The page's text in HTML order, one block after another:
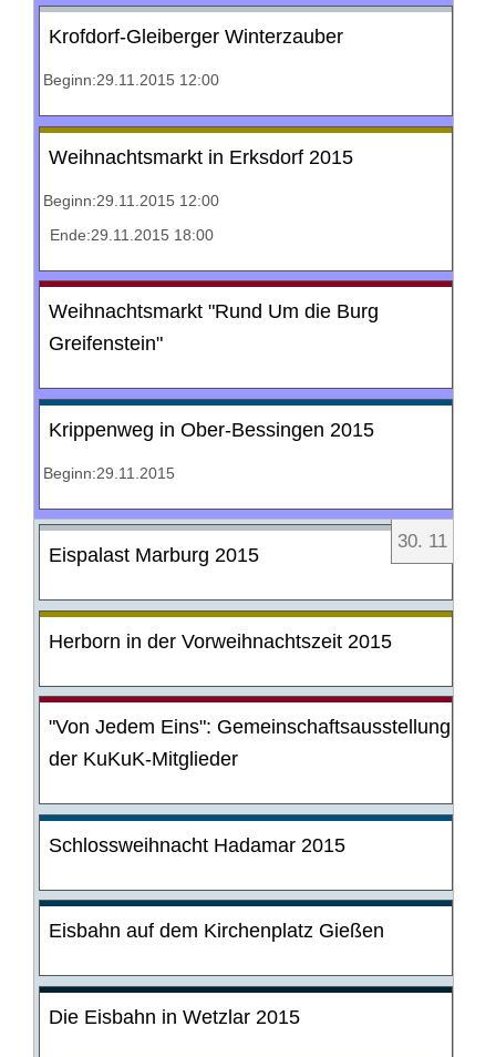
Krofdorf-Gleiberger Winterzauber
Beginn:29.11.2015 12:00
Weihnachtsmarkt in Erksdorf 2015
Beginn:29.11.2015 12:00
Ende:29.11.2015 18:00
Weihnachtsmarkt "Rund Um die Burg
Greifenstein"
Krippenweg in Ober-Bessingen 2015
Beginn:29.11.2015
30. 11
Eispalast Marburg 2015
Herborn in der Vorweihnachtszeit 2015
"Von Jedem Eins": Gemeinschaftsausstellung
der KuKuK-Mitglieder
Schlossweihnacht Hadamar 2015
Eisbahn auf dem Kirchenplatz Gießen
Die Eisbahn in Wetzlar 2015